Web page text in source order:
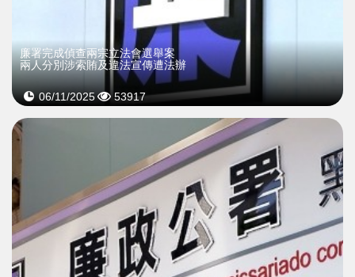
​廉署完成偵查兩宗立法會選舉案
​兩人分別涉索賄及違法宣傳遭法辦
06/11/2025 53917